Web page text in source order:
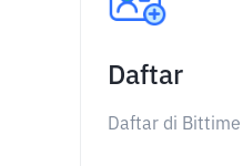
Daftar
Daftar di